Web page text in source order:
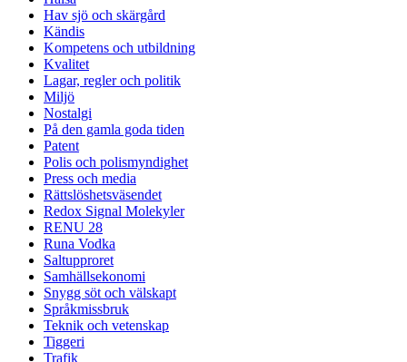
Hav sjö och skärgård
Kändis
Kompetens och utbildning
Kvalitet
Lagar, regler och politik
Miljö
Nostalgi
På den gamla goda tiden
Patent
Polis och polismyndighet
Press och media
Rättslöshetsväsendet
Redox Signal Molekyler
RENU 28
Runa Vodka
Saltupproret
Samhällsekonomi
Snygg söt och välskapt
Språkmissbruk
Teknik och vetenskap
Tiggeri
Trafik